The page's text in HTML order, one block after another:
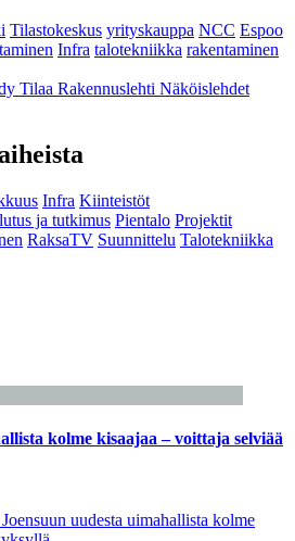
Tilastokeskus yrityskauppa NCC Espoo
Infra talotekniikka rakentaminen
Tilaa Rakennuslehti Näköislehdet
Infra Kiinteistöt
ja tutkimus Pientalo Projektit
RaksaTV Suunnittelu Talotekniikka
kolme kisaajaa – voittaja selviää
uudesta uimahallista kolme